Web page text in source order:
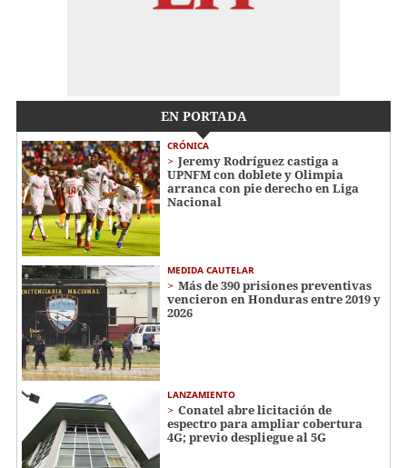
EN PORTADA
CRÓNICA
Jeremy Rodríguez castiga a
UPNFM con doblete y Olimpia
arranca con pie derecho en Liga
Nacional
MEDIDA CAUTELAR
Más de 390 prisiones preventivas
vencieron en Honduras entre 2019 y
2026
LANZAMIENTO
Conatel abre licitación de
espectro para ampliar cobertura
4G; previo despliegue al 5G